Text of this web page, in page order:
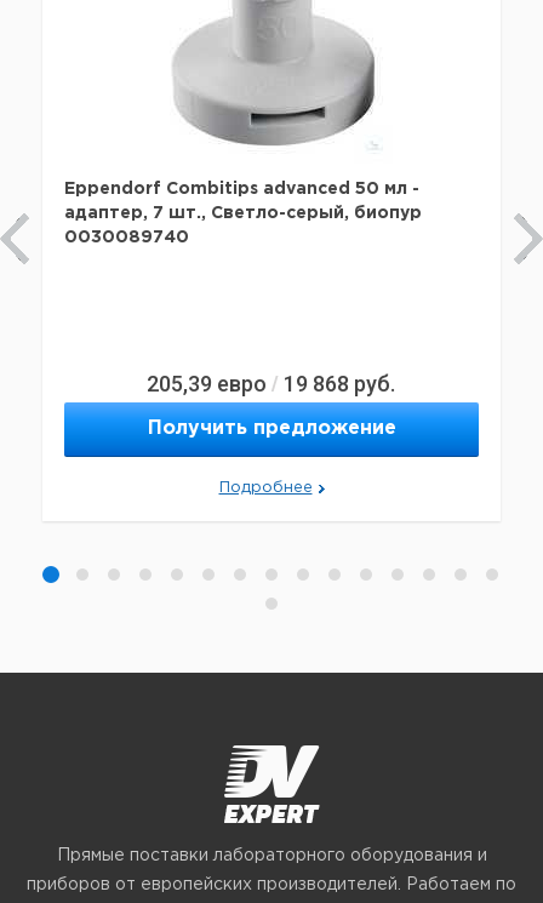
Eppendorf Combitips advanced 50 мл -
адаптер, 7 шт., Светло-серый, биопур
0030089740
205,39 евро / 19 868 руб.
Получить предложение
Подробнее
Прямые поставки лабораторного оборудования и
приборов от европейских производителей. Работаем по